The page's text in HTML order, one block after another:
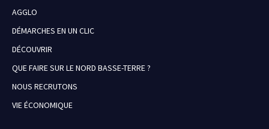
AGGLO
DÉMARCHES EN UN CLIC
DÉCOUVRIR
QUE FAIRE SUR LE NORD BASSE-TERRE ?
NOUS RECRUTONS
VIE ÉCONOMIQUE